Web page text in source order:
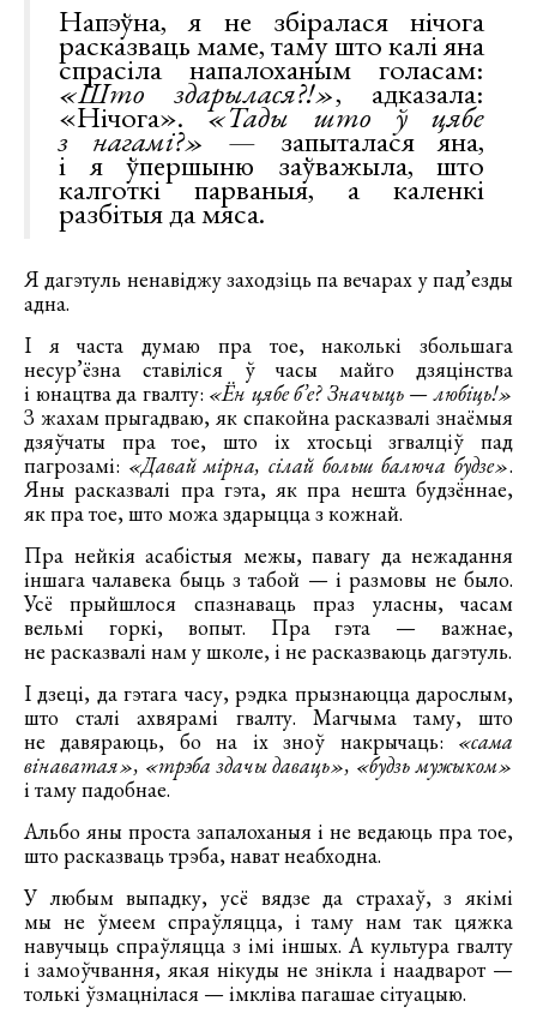
Напэўна, я не збіралася нічога
расказваць маме, таму што калі яна
спрасіла напалоханым голасам:
«Што здарылася?!», адказала:
«Нічога».«Тады што ў цябе
з нагамі?» — запыталася яна,
і я ўпершыню заўважыла, што
калготкі парваныя, а каленкі
разбітыя да мяса.
Я дагэтуль ненавіджу заходзіць па вечарах у пад’езды
адна.
І я часта думаю пра тое, наколькі збольшага
несур’ёзна ставіліся ў часы майго дзяцінства
і юнацтва да гвалту: «Ён цябе б’е? Значыць — любіць!»
З жахам прыгадваю, як спакойна расказвалі знаёмыя
дзяўчаты пра тое, што іх хтосьці згвалціў пад
пагрозамі: «Давай мірна, сілай больш балюча будзе».
Яны расказвалі пра гэта, як пра нешта будзённае,
як пра тое, што можа здарыцца з кожнай.
Пра нейкія асабістыя межы, павагу да нежадання
іншага чалавека быць з табой — і размовы не было.
Усё прыйшлося спазнаваць праз уласны, часам
вельмі горкі, вопыт. Пра гэта — важнае,
не расказвалі нам у школе, і не расказваюць дагэтуль.
І дзеці, да гэтага часу, рэдка прызнаюцца дарослым,
што сталі ахвярамі гвалту. Магчыма таму, што
не давяраюць, бо на іх зноў накрычаць: «сама
вінаватая», «трэба здачы даваць», «будзь мужыком»
і таму падобнае.
Альбо яны проста запалоханыя і не ведаюць пра тое,
што расказваць трэба, нават неабходна.
У любым выпадку, усё вядзе да страхаў, з якімі
мы не ўмеем спраўляцца, і таму нам так цяжка
навучыць спраўляцца з імі іншых. А культура гвалту
і замоўчвання, якая нікуды не знікла і наадварот —
толькі ўзмацнілася — імкліва пагашае сітуацыю.